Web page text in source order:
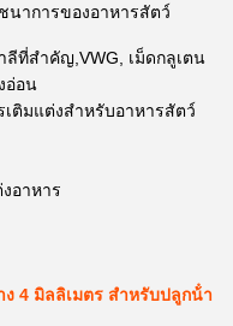
นาการของอาหารสัตว์
ลีที่สำคัญ,VWG, เม็ดกลูเตน
อ่อน
เติมแต่งสำหรับอาหารสัตว์
อาหาร
4 มิลลิเมตร สําหรับปลูกน้ํา